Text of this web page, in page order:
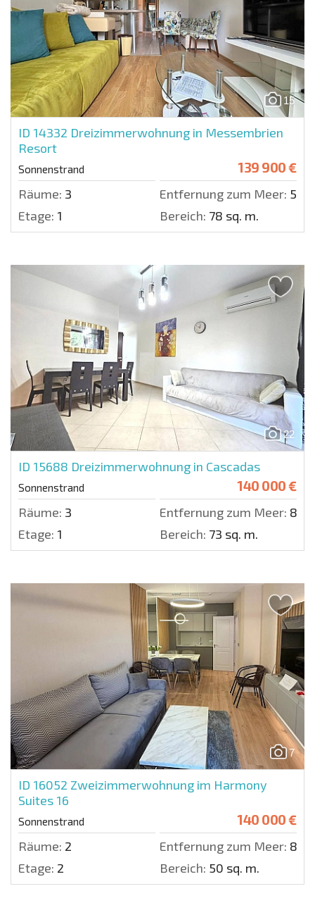
15
ID 14332 Dreizimmerwohnung in Messembrien
Resort
Sonnenstrand 139 900 €
Räume: 3 Entfernung zum Meer: 500
Etage: 1 Bereich: 78 sq. m.
22
ID 15688 Dreizimmerwohnung in Cascadas
Sonnenstrand 140 000 €
Räume: 3 Entfernung zum Meer: 800
Etage: 1 Bereich: 73 sq. m.
7
ID 16052 Zweizimmerwohnung im Harmony
Suites 16
Sonnenstrand 140 000 €
Räume: 2 Entfernung zum Meer: 800
Etage: 2 Bereich: 50 sq. m.